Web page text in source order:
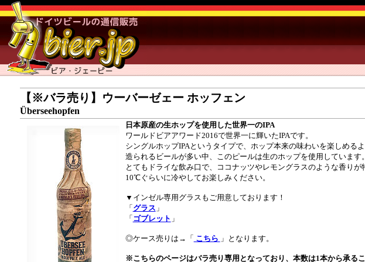
【※バラ売り】ウーバーゼェー ホッフェン
Überseehopfen
日本原産の生ホップを使用した世界一のIPA
ワールドビアアワード2016で世界一に輝いたIPAです。
シングルホップIPAというタイプで、ホップ本来の味わいを楽しめ
造られるビールが多い中、このピールは生のホップを使用しています。
とてもドライな飲み口で、ココナッツやレモングラスのような香りが
10℃ぐらいに冷やしてお楽しみください。
▼インゼル専用グラスもご用意しております！
「 グラス 」
「 ゴブレット 」
◎ケース売りは→「 こちら 」となります。
※こちらのページはバラ売り専用となっており、本数は1本から承る